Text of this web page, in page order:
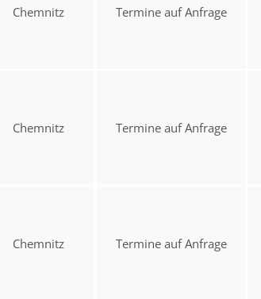
Chemnitz Termine auf Anfrage
Chemnitz Termine auf Anfrage
Chemnitz Termine auf Anfrage